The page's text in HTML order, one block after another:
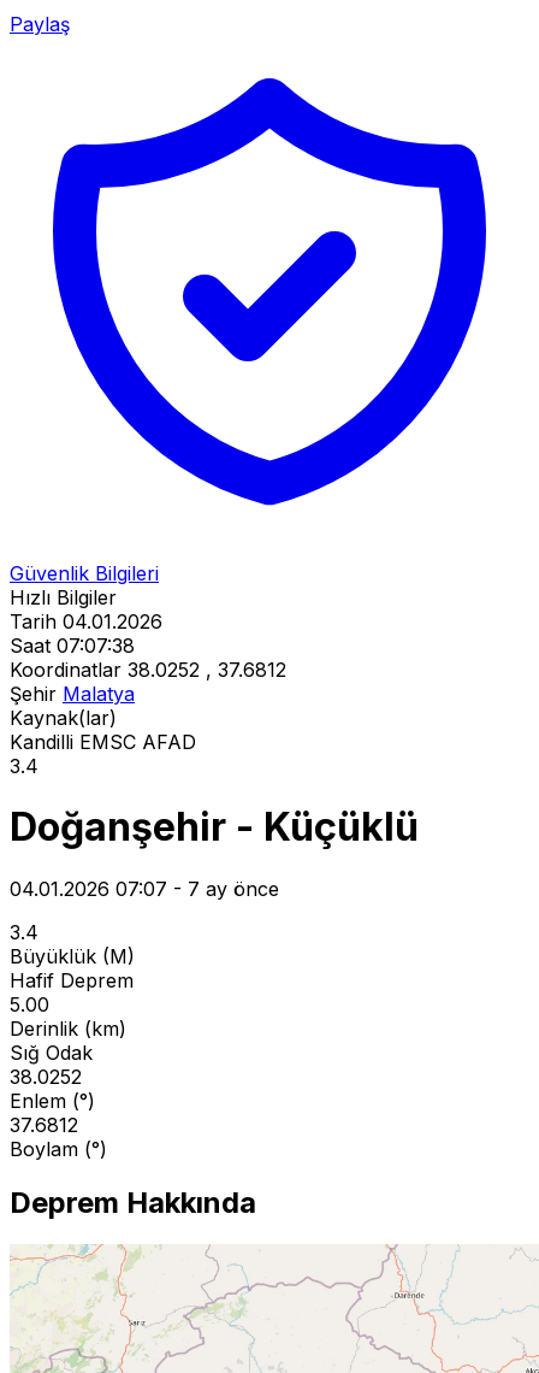
Paylaş
Güvenlik Bilgileri
Hızlı Bilgiler
Tarih 04.01.2026
Saat 07:07:38
Koordinatlar 38.0252 , 37.6812
Şehir Malatya
Kaynak(lar)
Kandilli EMSC AFAD
3.4
Doğanşehir - Küçüklü
04.01.2026 07:07 - 7 ay önce
3.4
Büyüklük (M)
Hafif Deprem
5.00
Derinlik (km)
Sığ Odak
38.0252
Enlem (°)
37.6812
Boylam (°)
Deprem Hakkında